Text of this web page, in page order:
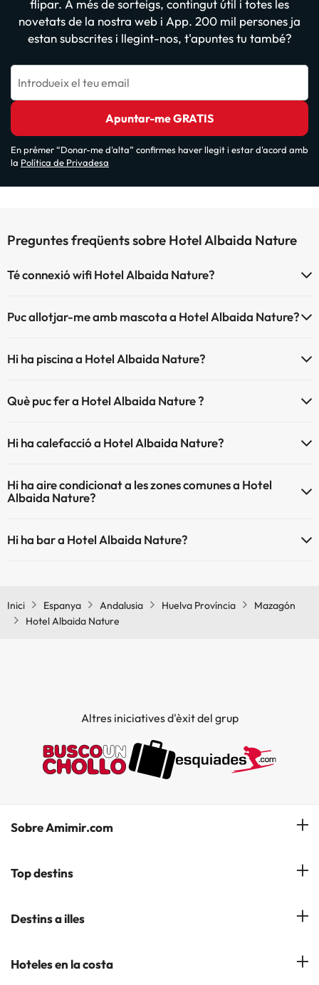
flipar. A més de sorteigs, contingut útil i totes les
novetats de la nostra web i App. 200 mil persones ja
estan subscrites i llegint-nos, t'apuntes tu també?
Introdueix el teu email
Apuntar-me GRATIS
En prémer “Donar-me d'alta” confirmes haver llegit i estar d'acord amb
la Política de Privadesa
Preguntes freqüents sobre Hotel Albaida Nature
Té connexió wifi Hotel Albaida Nature?
Puc allotjar-me amb mascota a Hotel Albaida Nature?
Hi ha piscina a Hotel Albaida Nature?
pagament) Aquí tens més info sobre la piscina i altres instal·lacions.
Què puc fer a Hotel Albaida Nature ?
poden ser de pagament).
Hi ha calefacció a Hotel Albaida Nature?
Hi ha aire condicionat a les zones comunes a Hotel
Albaida Nature?
Hi ha bar a Hotel Albaida Nature?
Inici Espanya Andalusia Huelva Província
Mazagón
Hotel Albaida Nature
Altres iniciatives d'èxit del grup
Sobre Amimir.com
¿Qui som?
Opinions
Top destins
Hotels a Salou
Hotels a Andorra la Vella
Destins a illes
Hotels a les Illes Balears
Hoteles en la costa